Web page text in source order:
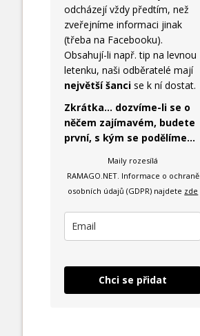
odcházejí vždy předtím, než
zveřejníme informaci jinak
(třeba na Facebooku).
Obsahují-li např. tip na levnou
letenku, naši odběratelé mají
největší šanci se k ní dostat.
Zkrátka... dozvíme-li se o
něčem zajímavém, budete
první, s kým se podělíme...
Maily rozesílá
RAMAGO.NET. Informace o ochraně
osobních údajů (GDPR) najdete zde
Chci se přidat